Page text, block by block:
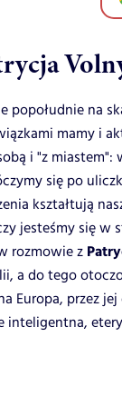
popołudnie na
mamy i
i "z
się po
kształtują
jesteśmy się w
rozmowie z
a do tego
Europa, przez
inteligentna,